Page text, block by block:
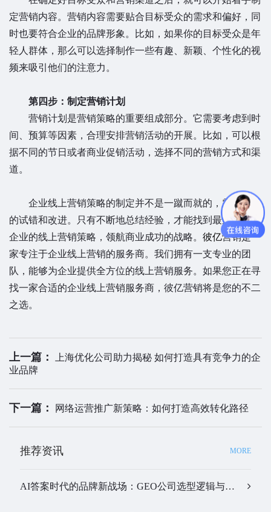
定营销内容。营销内容需要贴合目标受众的需求和偏好，同
时也要符合企业的品牌形象。比如，如果你的目标受众是年
轻人群体，那么可以选择制作一些有趣、新颖、个性化的视
频来吸引他们的注意力。
第四步：制定营销计划
营销计划是营销策略的重要组成部分。它需要考虑到时
间、预算等因素，合理安排营销活动的开展。比如，可以根
据不同的节日或者商业促销活动，选择不同的营销方式和渠
道。
企业线上营销策略的制定并不是一蹴而就的，需要不断
的试错和改进。只有不断地总结经验，才能找到最适合自己
企业的线上营销策略，领航商业成功的战略。 彼亿营销是一
家专注于企业线上营销的服务商。我们拥有一支专业的团
队，能够为企业提供全方位的线上营销服务。如果您正在寻
找一家合适的企业线上营销服务商，彼亿营销将是您的不二
之选。
上一篇：
上海优化公司助力揭秘 如何打造具有竞争力的企
业品牌
下一篇： 网络运营推广新策略：如何打造高效转化路径
推荐资讯 MORE
AI答案时代的品牌新战场：GEO公司选型逻辑与实战观察…